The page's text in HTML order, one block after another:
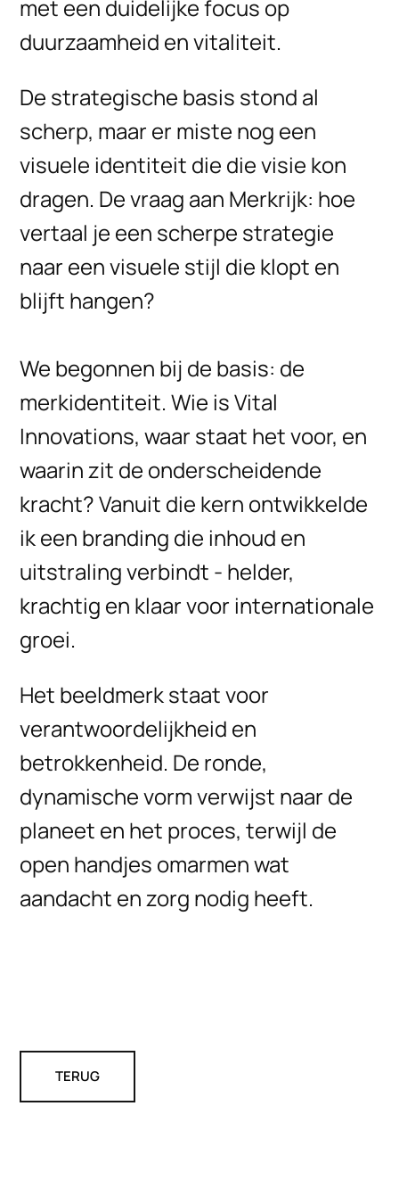
met een duidelijke focus op
duurzaamheid en vitaliteit.
De strategische basis stond al
scherp, maar er miste nog een
visuele identiteit die die visie kon
dragen. De vraag aan Merkrijk: hoe
vertaal je een scherpe strategie
naar een visuele stijl die klopt en
blijft hangen?
We begonnen bij de basis: de
merkidentiteit. Wie is Vital
Innovations, waar staat het voor, en
waarin zit de onderscheidende
kracht? Vanuit die kern ontwikkelde
ik een branding die inhoud en
uitstraling verbindt - helder,
krachtig en klaar voor internationale
groei.
Het beeldmerk staat voor
verantwoordelijkheid en
betrokkenheid. De ronde,
dynamische vorm verwijst naar de
planeet en het proces, terwijl de
open handjes omarmen wat
aandacht en zorg nodig heeft.
TERUG